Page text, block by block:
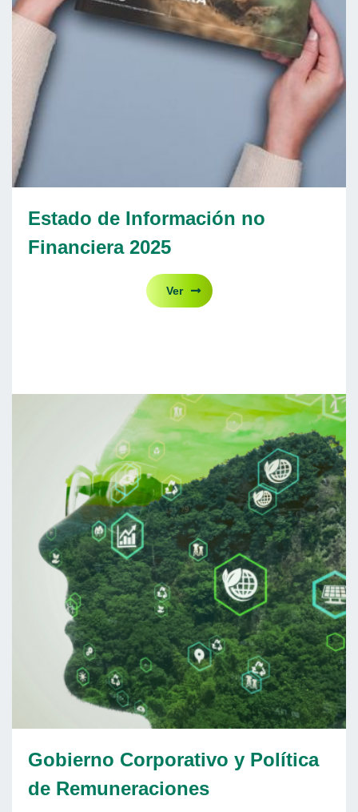
Estado de Información no
Financiera 2025
Ver
Gobierno Corporativo y Política
de Remuneraciones